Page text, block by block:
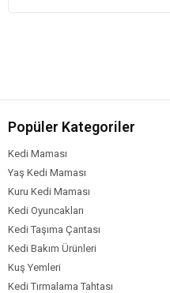
Buğday filizi
Ispanak
Protein %48,9
Popüler Kategoriler
Kedi Maması
Yaş Kedi Maması
Kuru Kedi Maması
Kedi Oyuncakları
Kedi Taşıma Çantası
Kedi Bakım Ürünleri
Kuş Yemleri
Kedi Tırmalama Tahtası